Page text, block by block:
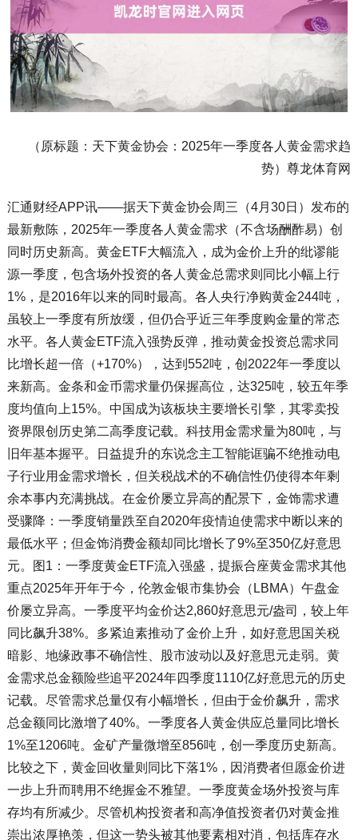
（原标题：天下黄金协会：2025年一季度各人黄金需求趋
势）尊龙体育网
汇通财经APP讯——据天下黄金协会周三（4月30日）发布的
最新敷陈，2025年一季度各人黄金需求（不含场酬酢易）创
同时历史新高。黄金ETF大幅流入，成为金价上升的纰谬能
源一季度，包含场外投资的各人黄金总需求则同比小幅上行
1%，是2016年以来的同时最高。各人央行净购黄金244吨，
虽较上一季度有所放缓，但仍合乎近三年季度购金量的常态
水平。各人黄金ETF流入强势反弹，推动黄金投资总需求同
比增长超一倍（+170%），达到552吨，创2022年一季度以
来新高。金条和金币需求量仍保握高位，达325吨，较五年季
度均值向上15%。中国成为该板块主要增长引擎，其零卖投
资界限创历史第二高季度记载。科技用金需求量为80吨，与
旧年基本握平。日益提升的东说念主工智能诓骗不绝推动电
子行业用金需求增长，但关税战术的不确信性仍使得本年剩
余本事内充满挑战。在金价屡立异高的配景下，金饰需求遭
受骤降：一季度销量跌至自2020年疫情迫使需求中断以来的
最低水平；但金饰消费金额却同比增长了9%至350亿好意思
元。图1：一季度黄金ETF流入强盛，提振合座黄金需求其他
重点2025年开年于今，伦敦金银市集协会（LBMA）午盘金
价屡立异高。一季度平均金价达2,860好意思元/盎司，较上年
同比飙升38%。多紧迫素推动了金价上升，如好意思国关税
暗影、地缘政事不确信性、股市波动以及好意思元走弱。黄
金需求总金额险些追平2024年四季度1110亿好意思元的历史
记载。尽管需求总量仅有小幅增长，但由于金价飙升，需求
总金额同比激增了40%。一季度各人黄金供应总量同比增长
1%至1206吨。金矿产量微增至856吨，创一季度历史新高。
比较之下，黄金回收量则同比下落1%，因消费者但愿金价进
一步上升而聘用不绝握金不雅望。一季度黄金场外投资与库
存均有所减少。尽管机构投资者和高净值投资者仍对黄金推
崇出浓厚艳羡，但这一势头被其他要素相对消，包括库存水